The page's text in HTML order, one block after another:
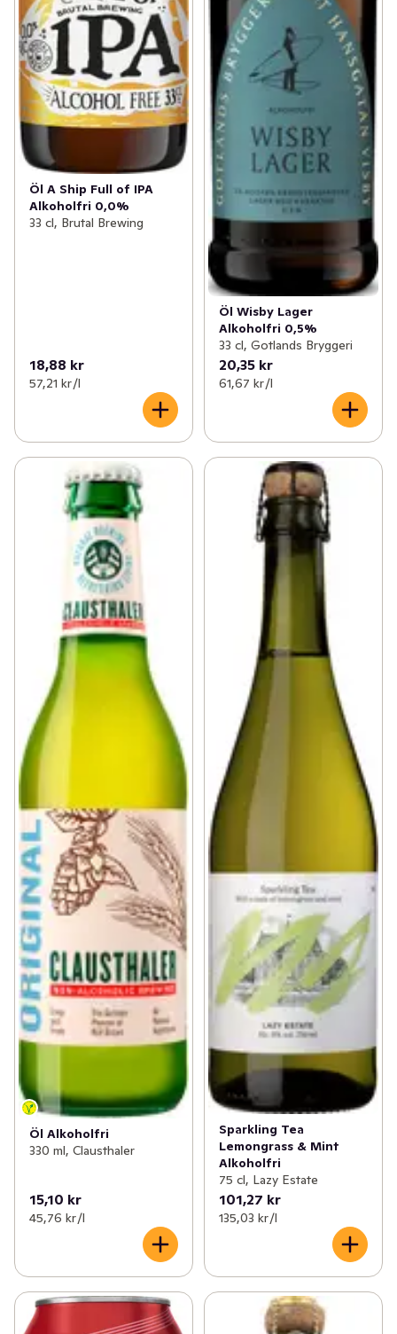
Öl A Ship Full of IPA
Alkoholfri 0,0%
33 cl, Brutal Brewing
18,88 kr
57,21 kr /l
Öl Wisby Lager
Alkoholfri 0,5%
33 cl, Gotlands Bryggeri
20,35 kr
61,67 kr /l
Öl Alkoholfri
330 ml, Clausthaler
15,10 kr
45,76 kr /l
Sparkling Tea
Lemongrass & Mint
Alkoholfri
75 cl, Lazy Estate
101,27 kr
135,03 kr /l